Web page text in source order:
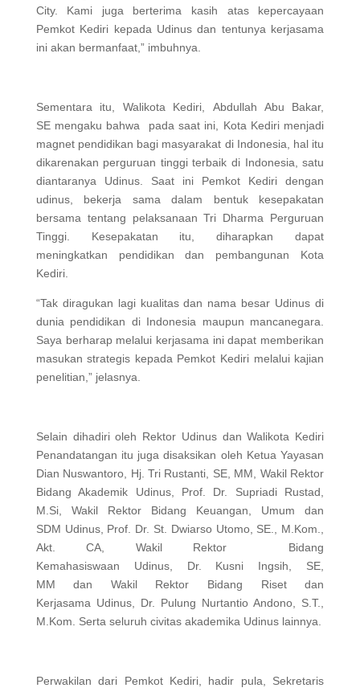
City. Kami juga berterima kasih atas kepercayaan
Pemkot Kediri kepada Udinus dan tentunya kerjasama
ini akan bermanfaat,” imbuhnya.
Sementara itu, Walikota Kediri, Abdullah Abu Bakar,
SE mengaku bahwa pada saat ini, Kota Kediri menjadi
magnet pendidikan bagi masyarakat di Indonesia, hal itu
dikarenakan perguruan tinggi terbaik di Indonesia, satu
diantaranya Udinus. Saat ini Pemkot Kediri dengan
udinus, bekerja sama dalam bentuk kesepakatan
bersama tentang pelaksanaan Tri Dharma Perguruan
Tinggi. Kesepakatan itu, diharapkan dapat
meningkatkan pendidikan dan pembangunan Kota
Kediri.
“Tak diragukan lagi kualitas dan nama besar Udinus di
dunia pendidikan di Indonesia maupun mancanegara.
Saya berharap melalui kerjasama ini dapat memberikan
masukan strategis kepada Pemkot Kediri melalui kajian
penelitian,” jelasnya.
Selain dihadiri oleh Rektor Udinus dan Walikota Kediri
Penandatangan itu juga disaksikan oleh Ketua Yayasan
Dian Nuswantoro, Hj. Tri Rustanti, SE, MM, Wakil Rektor
Bidang Akademik Udinus, Prof. Dr. Supriadi Rustad,
M.Si, Wakil Rektor Bidang Keuangan, Umum dan
SDM Udinus, Prof. Dr. St. Dwiarso Utomo, SE., M.Kom.,
Akt. CA, Wakil Rektor Bidang
Kemahasiswaan Udinus, Dr. Kusni Ingsih, SE,
MM dan Wakil Rektor Bidang Riset dan
Kerjasama Udinus, Dr. Pulung Nurtantio Andono, S.T.,
M.Kom. Serta seluruh civitas akademika Udinus lainnya.
Perwakilan dari Pemkot Kediri, hadir pula, Sekretaris